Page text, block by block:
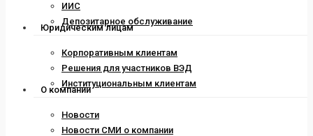
ИИС
Депозитарное обслуживание
Юридическим лицам
Корпоративным клиентам
Решения для участников ВЭД
Институциональным клиентам
О компании
Новости
Новости СМИ о компании